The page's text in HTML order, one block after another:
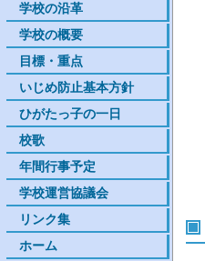
学校の沿革
学校の概要
目標・重点
いじめ防止基本方針
ひがたっ子の一日
校歌
年間行事予定
学校運営協議会
リンク集
ホーム